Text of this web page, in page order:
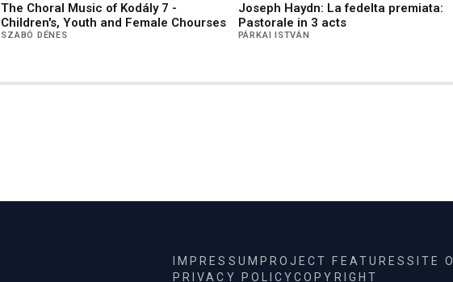
The Choral Music of Kodály 7 -
Children's, Youth and Female Chourses
SZABÓ DÉNES
Joseph Haydn: La fedelta premiata:
Pastorale in 3 acts
PÁRKAI ISTVÁN
IMPRESSUM PROJECT FEATURESSITE
PRIVACY POLICYCOPYRIGHT